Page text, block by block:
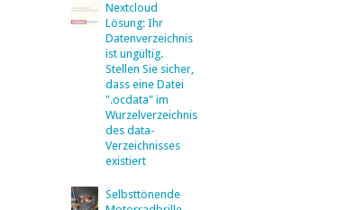
Nextcloud
Lösung: Ihr
Datenverzeichnis
ist ungültig.
Stellen Sie sicher,
dass eine Datei
".ocdata" im
Wurzelverzeichnis
des data-
Verzeichnisses
existiert
Selbsttönende